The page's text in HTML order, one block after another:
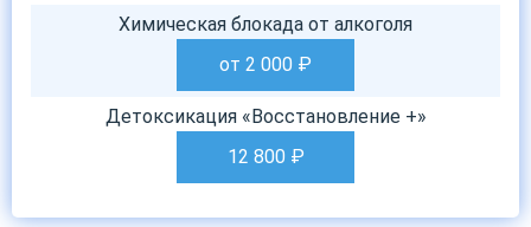
Химическая блокада от алкоголя
от 2 000 ₽
Детоксикация «Восстановление +»
12 800₽